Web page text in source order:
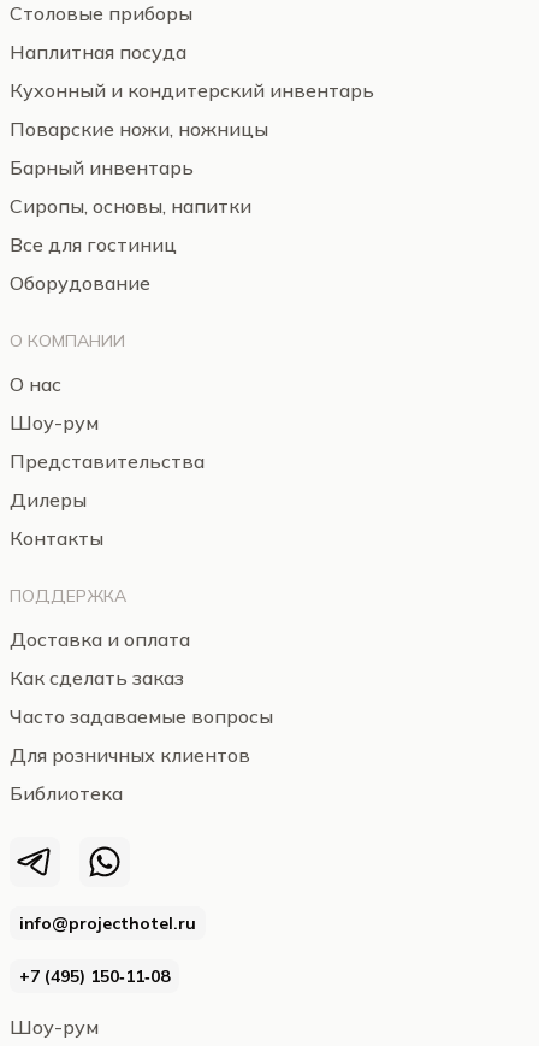
info@projecthotel.ru
+7 (495) 150‑11‑08
Шоу-рум
Столовые приборы
Наплитная посуда
Кухонный и кондитерский инвентарь
Поварские ножи, ножницы
Барный инвентарь
Сиропы, основы, напитки
Все для гостиниц
Оборудование
О КОМПАНИИ
О нас
Шоу-рум
Представительства
Дилеры
Контакты
ПОДДЕРЖКА
Доставка и оплата
Как сделать заказ
Часто задаваемые вопросы
Для розничных клиентов
Библиотека